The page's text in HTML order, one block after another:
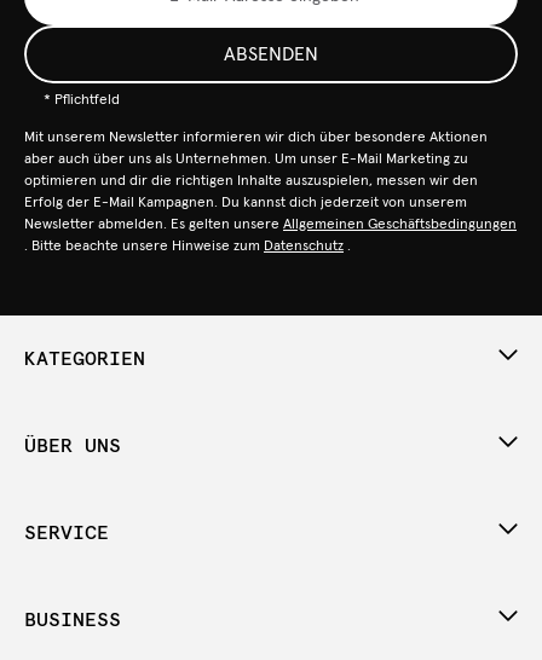
ABSENDEN
* Pflichtfeld
Mit unserem Newsletter informieren wir dich über besondere Aktionen
aber auch über uns als Unternehmen. Um unser E-Mail Marketing zu
optimieren und dir die richtigen Inhalte auszuspielen, messen wir den
Erfolg der E-Mail Kampagnen. Du kannst dich jederzeit von unserem
Newsletter abmelden. Es gelten unsere Allgemeinen Geschäftsbedingungen
. Bitte beachte unsere Hinweise zum Datenschutz .
KATEGORIEN
ÜBER UNS
SERVICE
BUSINESS